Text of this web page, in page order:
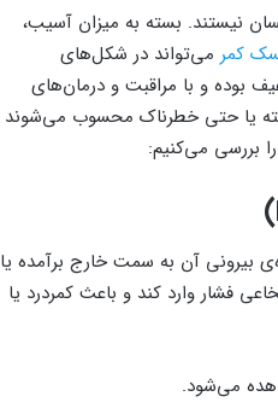
نیستند. بسته به میزان آسیب،
کمر می‌تواند در شکل‌های
بوده و با مراقبت و درمان‌های
یا حتی خطرناک محسوب می‌شوند
را بررسی می‌کنیم:
بیرونی آن به سمت خارج برآمده یا
فشار وارد کند و باعث کمردرد یا
می‌شود.